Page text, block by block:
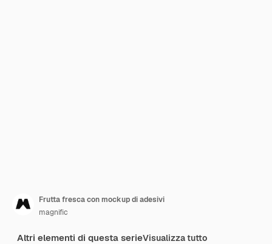
Frutta fresca con mockup di adesivi
magnific
Altri elementi di questa serieVisualizza tutto